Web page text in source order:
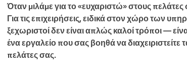
Όταν μιλάμε για το «ευχαριστώ» στους
Για τις επιχειρήσεις, ειδικά στον χώρο των
ξεχωριστοί δεν είναι απλώς καλοί τρόποι —
ένα εργαλείο που σας βοηθά να
πελάτες σας.